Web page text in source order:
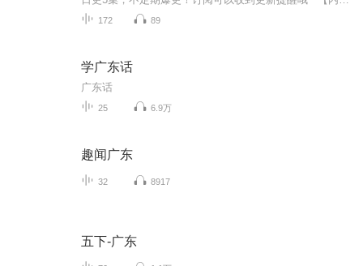
172 89
学广东话
广东话
25 6.9万
趣闻广东
32 8917
五下-广东